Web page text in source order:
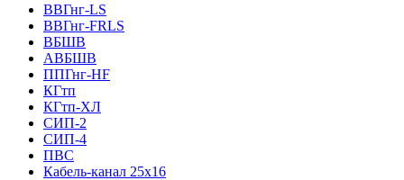
ВВГнг-LS
ВВГнг-FRLS
ВБШВ
АВБШВ
ППГнг-HF
КГтп
КГтп-ХЛ
СИП-2
СИП-4
ПВС
Кабель-канал 25х16